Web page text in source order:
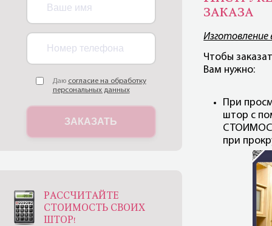
заказа
Изготовление
Чтобы
Вам нужно:
При
штор с
при
Даю согласие на обработку
персональных данных
ЗАКАЗАТЬ
РАССЧИТАЙТЕ
СТОИМОСТЬ СВОИХ
ШТОР!